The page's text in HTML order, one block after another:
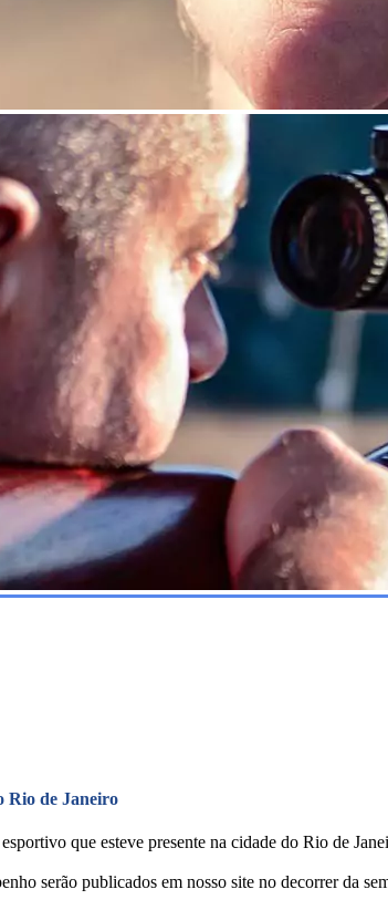
Rio de Janeiro
que esteve presente na cidade do Rio de
serão publicados em nosso site no decorrer da